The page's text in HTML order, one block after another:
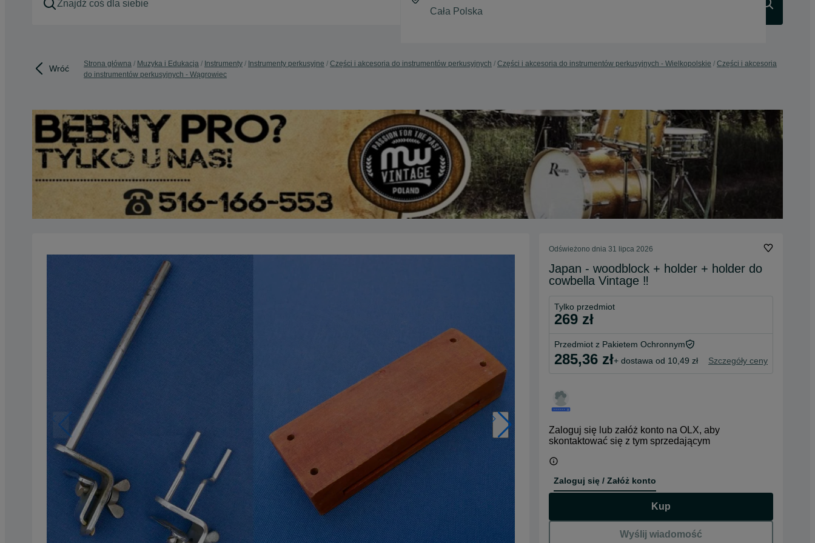
Wróć Strona główna Muzyka i Edukacja Instrumenty Instrumenty perkusyjne Części i akcesoria do instrumentów perkusyjnych Części i akcesoria do instrumentów perkusyjnych - Wielkopolskie
Części i akcesoria
do instrumentów perkusyjnych - Wągrowiec
Odświeżono dnia 31 lipca 2026
Japan - woodblock + holder + holder do
cowbella Vintage ‼️
Tylko przedmiot
269 zł
Przedmiot z Pakietem Ochronnym
285,36 zł+ dostawa od 10,49 zł Szczegóły ceny
Zaloguj się lub załóż konto na OLX, aby
skontaktować się z tym sprzedającym
Zaloguj się / Załóż konto
Kup
Wyślij wiadomość